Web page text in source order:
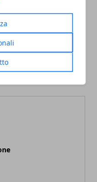
Vacanze Benessere nelle
Marche a San Ginesio
(Macerata): la filosofia del
Giappone nelle Marche